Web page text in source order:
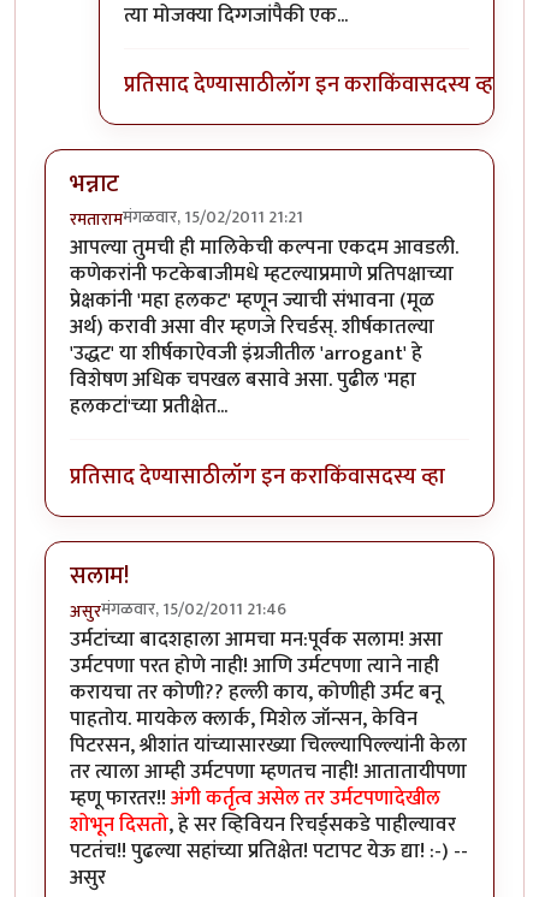
त्या मोजक्या दिग्गजांपैकी एक...
प्रतिसाद देण्यासाठीलॉग इन कराकिंवासदस्य व्हा
भन्नाट
रमताराममंगळवार, 15/02/2011 21:21
आपल्या तुमची ही मालिकेची कल्पना एकदम आवडली.
कणेकरांनी फटकेबाजीमधे म्हटल्याप्रमाणे प्रतिपक्षाच्या
प्रेक्षकांनी 'महा हलकट' म्हणून ज्याची संभावना (मूळ
अर्थ) करावी असा वीर म्हणजे रिचर्डस्. शीर्षकातल्या
'उद्धट' या शीर्षकाऐवजी इंग्रजीतील 'arrogant' हे
विशेषण अधिक चपखल बसावे असा. पुढील 'महा
हलकटां'च्या प्रतीक्षेत...
प्रतिसाद देण्यासाठीलॉग इन कराकिंवासदस्य व्हा
सलाम!
असुरमंगळवार, 15/02/2011 21:46
उर्मटांच्या बादशहाला आमचा मन:पूर्वक सलाम! असा
उर्मटपणा परत होणे नाही! आणि उर्मटपणा त्याने नाही
करायचा तर कोणी?? हल्ली काय, कोणीही उर्मट बनू
पाहतोय. मायकेल क्लार्क, मिशेल जॉन्सन, केविन
पिटरसन, श्रीशांत यांच्यासारख्या चिल्ल्यापिल्ल्यांनी केला
तर त्याला आम्ही उर्मटपणा म्हणतच नाही! आतातायीपणा
म्हणू फारतर!!अंगी कर्तृत्व असेल तर उर्मटपणादेखील
शोभून दिसतो, हे सर व्हिवियन रिचर्ड्सकडे पाहील्यावर
पटतंच!! पुढल्या सहांच्या प्रतिक्षेत! पटापट येऊ द्या! :-) --
असुर